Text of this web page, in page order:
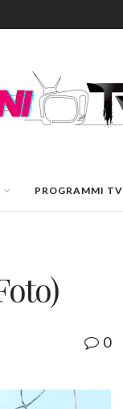
PROGRAMMI TV
0